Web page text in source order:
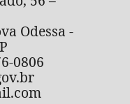
Odessa -
0806